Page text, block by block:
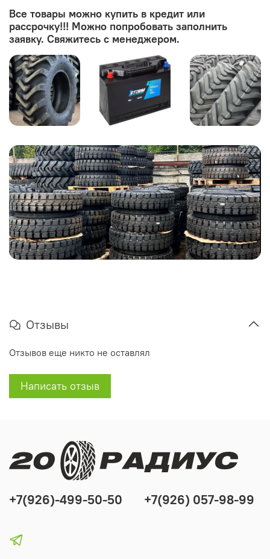
Все товары можно купить в кредит или
рассрочку!!! Можно попробовать заполнить
заявку. Свяжитесь с менеджером.
Отзывы
Отзывов еще никто не оставлял
Написать отзыв
+7(926)-499-50-50 +7(926) 057-98-99